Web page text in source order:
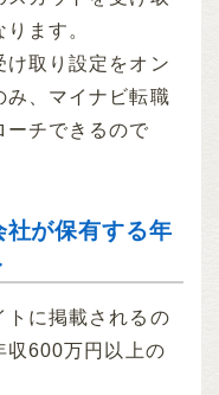
ます。
取り設定をオン
み、マイナビ転職
ーチできるので
が保有する年
トに掲載されるの
収600万円以上の